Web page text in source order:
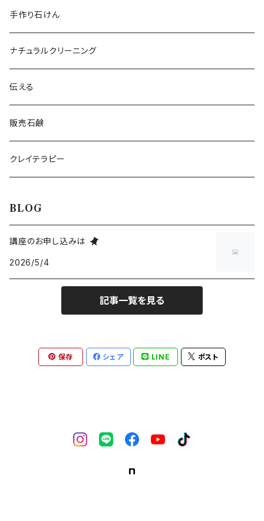
手作り石けん
ナチュラルクリーニング
伝える
販売石鹸
クレイテラピー
BLOG
講座のお申し込みは
2026/5/4
記事一覧を見る
保存 シェア LINE ポスト